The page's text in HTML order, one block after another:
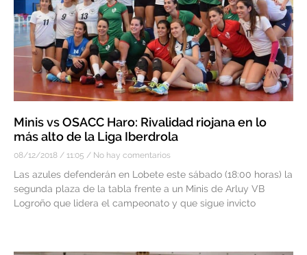
Minis vs OSACC Haro: Rivalidad riojana en lo
más alto de la Liga Iberdrola
08/12/2018 11:05 No hay comentarios
Las azules defenderán en Lobete este sábado (18:00 horas) la
segunda plaza de la tabla frente a un Minis de Arluy VB
Logroño que lidera el campeonato y que sigue invicto